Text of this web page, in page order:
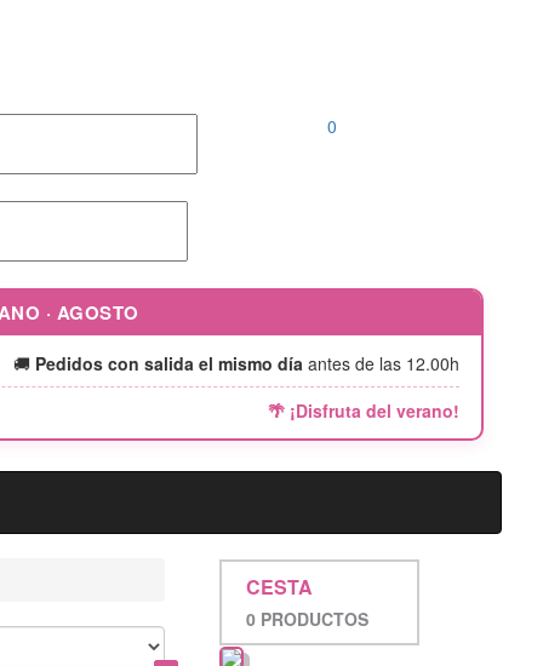
0
· AGOSTO
🚚 Pedidos con salida el mismo día antes de las 12.00h
🌴 ¡Disfruta del verano!
CESTA
0 PRODUCTOS